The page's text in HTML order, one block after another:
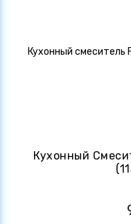
Кухонный